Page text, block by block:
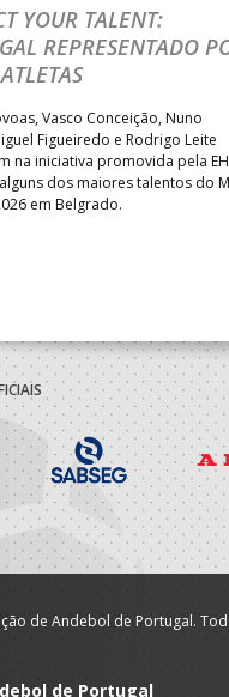
YOUR TALENT:
REPRESENTADO
Vasco Conceição, Nuno
Figueiredo e Rodrigo Leite
na iniciativa promovida pela
dos maiores talentos do
em Belgrado.
de Andebol de Portugal.
de Portugal